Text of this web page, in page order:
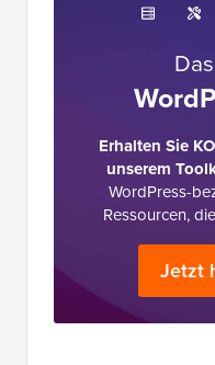
Erhalten Sie
unserem
WordPress-
Ressourcen,
Jetzt